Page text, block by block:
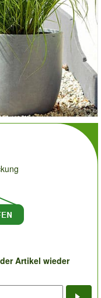
Artikel wieder